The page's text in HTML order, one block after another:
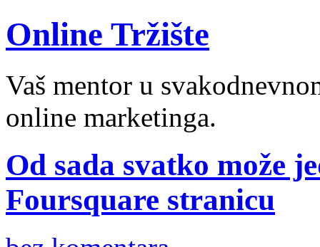
Online Tržište
Vaš mentor u
online marketinga.
Od sada svatko može
Foursquare stranicu